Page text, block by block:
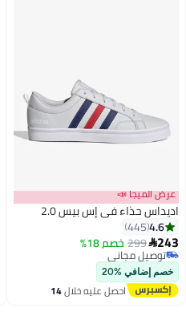
عرض الميجا 📣
اديداس حذاء في إس بيس 2.0
4.6
445
243
299 خصم 18%
توصيل مجاني
توصيل مجاني
خصم إضافي %20
احصل عليه خلال14